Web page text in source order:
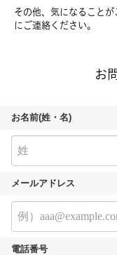
その他、気になること
にご連絡ください。
お
お名前(姓・名)
メールアドレス
電話番号